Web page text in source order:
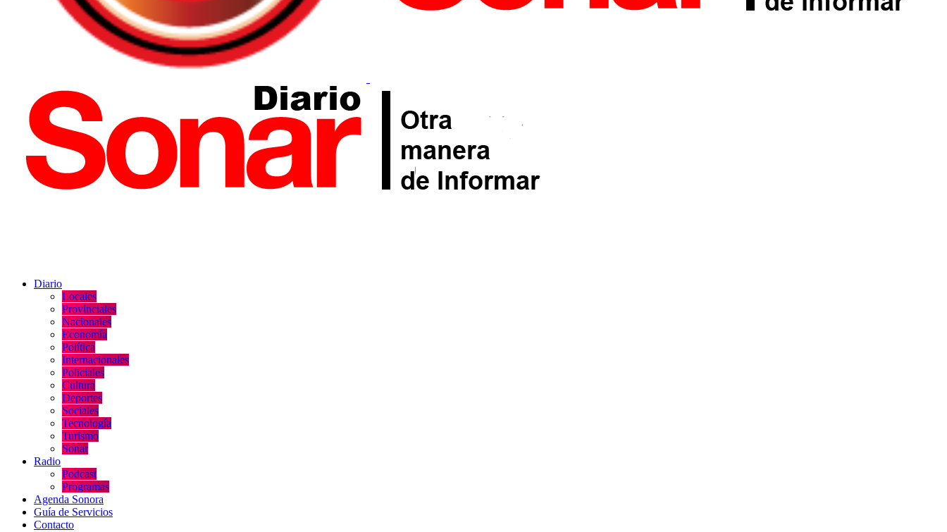
Diario
Locales
Provinciales
Nacionales
Economía
Política
Internacionales
Policiales
Cultura
Deportes
Sociales
Tecnología
Turismo
Sonar
Radio
Podcast
Programas
Agenda Sonora
Guía de Servicios
Contacto